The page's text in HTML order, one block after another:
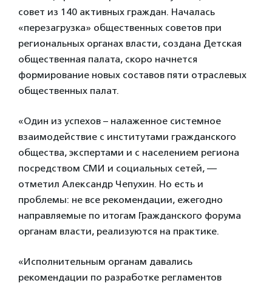
совет из 140 активных граждан. Началась
«перезагрузка» общественных советов при
региональных органах власти, создана Детская
общественная палата, скоро начнется
формирование новых составов пяти отраслевых
общественных палат.
«Один из успехов – налаженное системное
взаимодействие с институтами гражданского
общества, экспертами и с населением региона
посредством СМИ и социальных сетей, —
отметил Александр Чепухин. Но есть и
проблемы: не все рекомендации, ежегодно
направляемые по итогам Гражданского форума
органам власти, реализуются на практике.
«Исполнительным органам давались
рекомендации по разработке регламентов